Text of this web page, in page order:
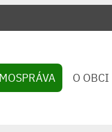
O OBCI